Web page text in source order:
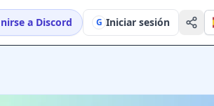
a Discord G Iniciar sesión